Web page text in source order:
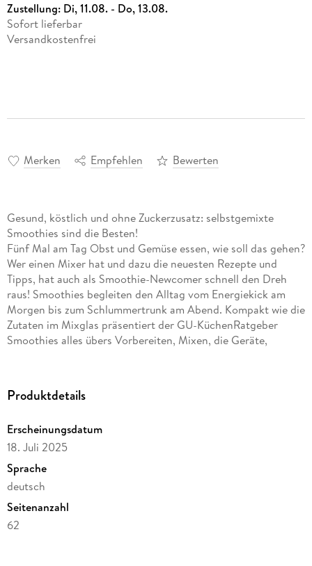
Zustellung: Di, 11.08. - Do, 13.08.
Sofort lieferbar
Versandkostenfrei
Merken Empfehlen Bewerten
Gesund, köstlich und ohne Zuckerzusatz: selbstgemixte
Smoothies sind die Besten!
Fünf Mal am Tag Obst und Gemüse essen, wie soll das gehen?
Wer einen Mixer hat und dazu die neuesten Rezepte und
Tipps, hat auch als Smoothie-Newcomer schnell den Dreh
raus! Smoothies begleiten den Alltag vom Energiekick am
Morgen bis zum Schlummertrunk am Abend. Kompakt wie die
Zutaten im Mixglas präsentiert der GU-KüchenRatgeber
Smoothies alles übers Vorbereiten, Mixen, die Geräte,
Schlankmacherdrink, ob im Glas oder als Bowl: Die neuen
haben für alle ein gesundheitliches Benefit. Mix and match!
Inhaltsverzeichnis
Impressum
Backofen-Hinweis
Produktdetails
Erscheinungsdatum
18. Juli 2025
Sprache
deutsch
Seitenanzahl
62